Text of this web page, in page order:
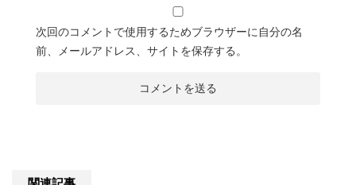
次回のコメントで使用するためブラウザーに自分の名
前、メールアドレス、サイトを保存する。